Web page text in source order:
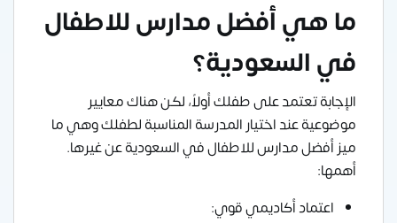
ما هي أفضل مدارس للاطفال
في السعودية؟
الإجابة تعتمد على طفلك أولاً، لكن هناك معايير
موضوعية عند اختيار المدرسة المناسبة لطفلك وهي ما
ميز أفضل مدارس للاطفال في السعودية عن غيرها.
أهمها:
اعتماد أكاديمي قوي: